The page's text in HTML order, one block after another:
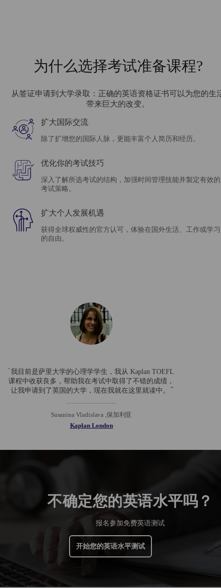
为什么选择考试准备课程?
从签证申请到大学录取：正确的英语资格证书可以为您的生
带来巨大的改变。
扩大国际交流
除了扩增您的国际人脉，更能丰富个人简历和经历。
优化你的考试技巧
深入了解所选考试的结构，加强时间管理技能并製定有效的
考试策略。
扩大个人发展机遇
获得全球权威性的官方认可，体验在国外生活、工作或学习
的自由。
我目前是萨里大学的心理学学生，我从 Kaplan TOEFL
课程中收获良多，帮助我在考试中取得了不错的成绩，
让我申请到了英国的大学，现在我就在这里就读中。
Susanina Vladislava ,保加利亚
Kaplan London
不确定您的英语水平吗？
报名参加免费英语测试
开始您的英语水平测试